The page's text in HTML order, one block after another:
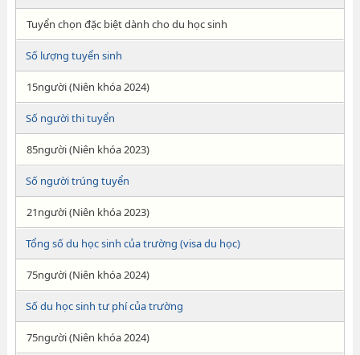
Tuyển chọn đặc biệt dành cho du học sinh
Số lượng tuyển sinh
15người (Niên khóa 2024)
Số người thi tuyển
85người (Niên khóa 2023)
Số người trúng tuyển
21người (Niên khóa 2023)
Tổng số du học sinh của trường (visa du học)
75người (Niên khóa 2024)
Số du học sinh tư phí của trường
75người (Niên khóa 2024)